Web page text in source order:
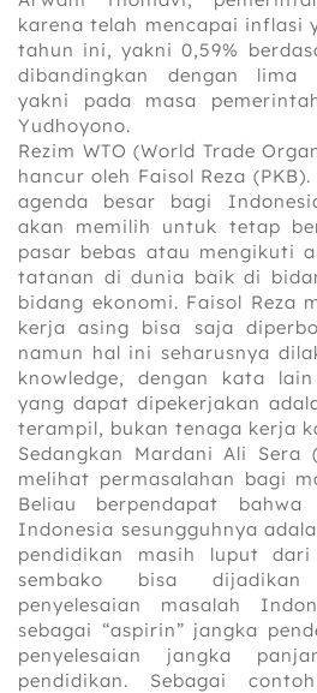
karena telah mencapai inflasi
tahun ini, yakni 0,59%
dibandingkan dengan lima
yakni pada masa
Yudhoyono.
Rezim WTO (World Trade
hancur oleh Faisol Reza
agenda besar bagi
akan memilih untuk tetap
pasar bebas atau mengikuti
tatanan di dunia baik di
bidang ekonomi. Faisol Reza
kerja asing bisa saja
namun hal ini seharusnya
knowledge, dengan kata
yang dapat dipekerjakan
terampil, bukan tenaga kerja
Sedangkan Mardani Ali Sera
melihat permasalahan bagi
Beliau berpendapat bahwa
Indonesia sesungguhnya
pendidikan masih luput dari
sembako bisa
penyelesaian masalah
sebagai “aspirin” jangka
penyelesaian jangka
pendidikan. Sebagai